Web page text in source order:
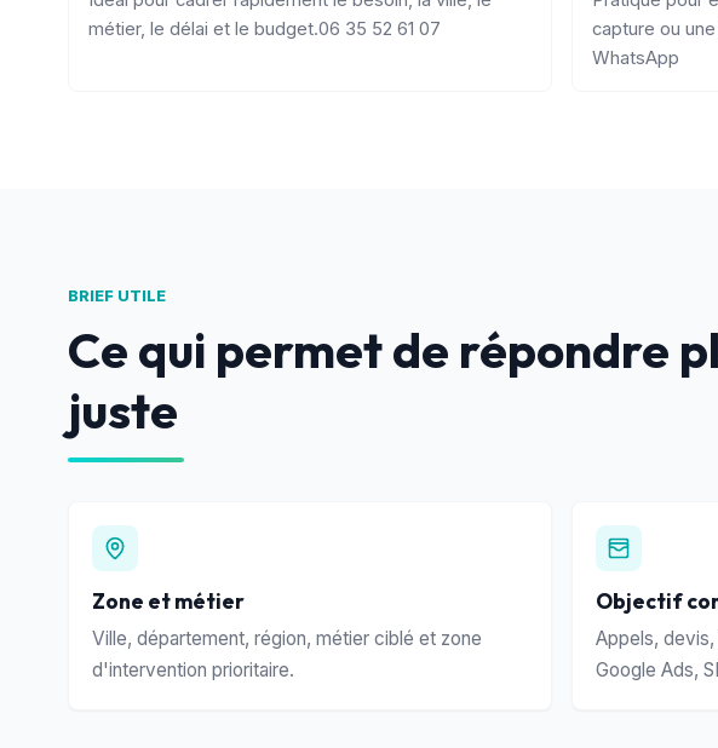
métier, le délai et le budget.06 35 52 61 07
capture ou
WhatsApp
BRIEF UTILE
Ce qui permet de répondre
juste
Zone et métier
Ville, département, région, métier ciblé et zone
d'intervention prioritaire.
Objectif
Appels,
Google Ads,